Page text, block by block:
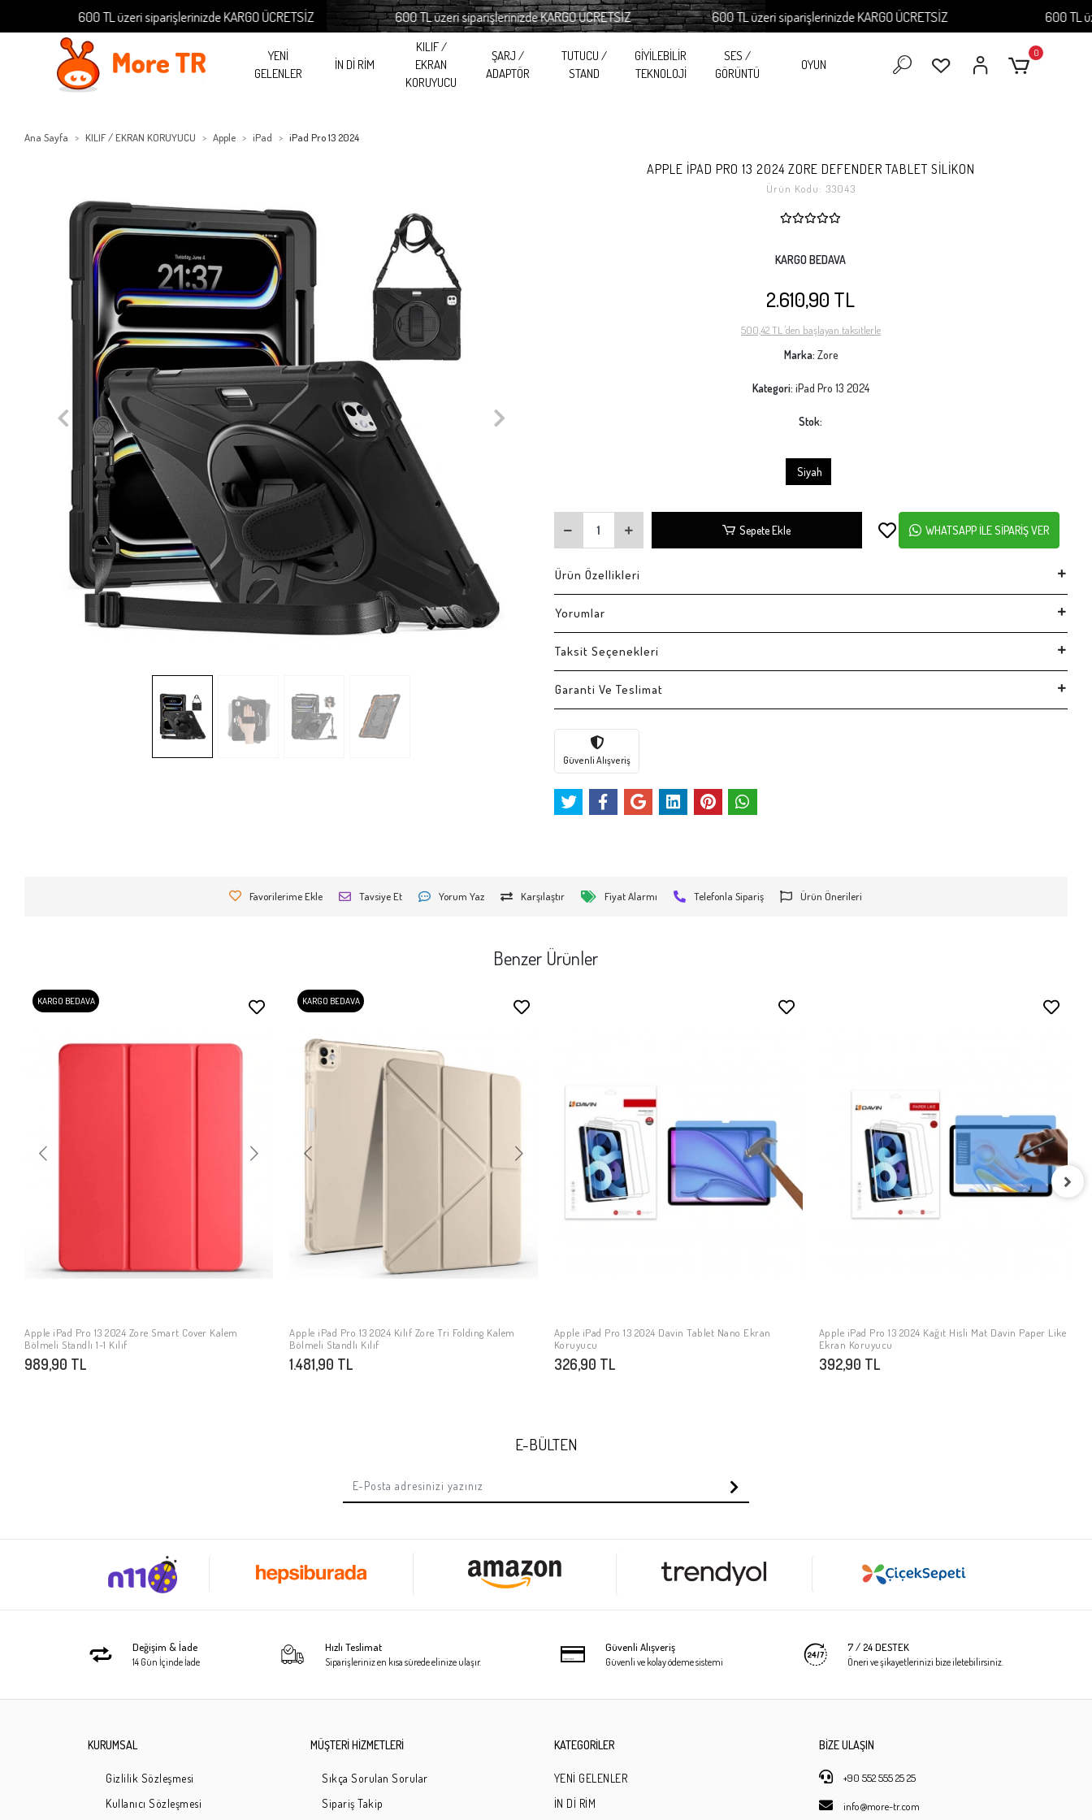
600 TL üzeri siparişlerinizde KARGO ÜCRETSİZ 600 TL üzeri siparişlerinizde KARGO ÜCRETSİZ 600 TL üzeri siparişlerinizde KARGO ÜCRETSİZ 600 TL üzeri
YENİ
GELENLER
İN Dİ RİM
KILIF /
EKRAN
KORUYUCU
ŞARJ /
ADAPTÖR
TUTUCU /
STAND
GİYİLEBİLİR
TEKNOLOJİ
SES /
GÖRÜNTÜ
OYUN
0
Ana Sayfa KILIF / EKRAN KORUYUCU Apple iPad iPad Pro 13 2024
APPLE İPAD PRO 13 2024 ZORE DEFENDER TABLET SİLİKON
Ürün Kodu: 33043
KARGO BEDAVA
2.610,90 TL
500,42 TL 'den başlayan taksitlerle
Marka: Zore
Kategori: iPad Pro 13 2024
Stok:
Siyah
Sepete Ekle WHATSAPP İLE SİPARİŞ VER
Ürün Özellikleri
Yorumlar
Taksit Seçenekleri
Garanti Ve Teslimat
Güvenli Alışveriş
Favorilerime Ekle Tavsiye Et Yorum Yaz Karşılaştır Fiyat Alarmı Telefonla Sipariş Ürün Önerileri
Benzer Ürünler
KARGO BEDAVA
SEPETE EKLE
Apple iPad Pro 13 2024 Zore Smart Cover Kalem
Bölmeli Standlı 1-1 Kılıf
989,90 TL
KARGO BEDAVA
SEPETE EKLE
Apple iPad Pro 13 2024 Kılıf Zore Tri Folding Kalem
Bölmeli Standlı Kılıf
1.481,90 TL
SEPETE EKLE
Apple iPad Pro 13 2024 Davin Tablet Nano Ekran
Koruyucu
326,90 TL
SEPETE EKLE
Apple iPad Pro 13 2024 Kağıt Hisli Mat ​​​​​​​​​​​​​​​Davin Paper Like
Ekran Koruyucu
392,90 TL
E-BÜLTEN
Değişim & İade
14 Gün İçinde İade
Hızlı Teslimat
Siparişleriniz en kısa sürede elinize ulaşır.
Güvenli Alışveriş
Güvenli ve kolay ödeme sistemi
7 / 24 DESTEK
Öneri ve şikayetlerinizi bize iletebilirsiniz.
KURUMSAL
Gizlilik Sözleşmesi
Kullanıcı Sözleşmesi
MÜŞTERİ HİZMETLERİ
Sıkça Sorulan Sorular
Sipariş Takip
KATEGORİLER
YENİ GELENLER
İN Dİ RİM
BİZE ULAŞIN
+90 552 555 25 25
info@more-tr.com